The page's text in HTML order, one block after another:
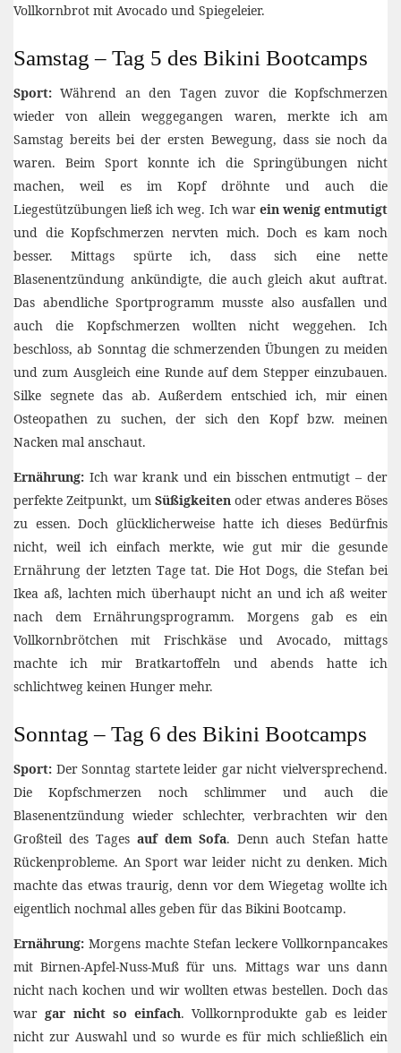
Vollkornbrot mit Avocado und Spiegeleier.
Samstag – Tag 5 des Bikini Bootcamps
Sport: Während an den Tagen zuvor die Kopfschmerzen
wieder von allein weggegangen waren, merkte ich am
Samstag bereits bei der ersten Bewegung, dass sie noch da
waren. Beim Sport konnte ich die Springübungen nicht
machen, weil es im Kopf dröhnte und auch die
Liegestützübungen ließ ich weg. Ich war ein wenig entmutigt
und die Kopfschmerzen nervten mich. Doch es kam noch
besser. Mittags spürte ich, dass sich eine nette
Blasenentzündung ankündigte, die auch gleich akut auftrat.
Das abendliche Sportprogramm musste also ausfallen und
auch die Kopfschmerzen wollten nicht weggehen. Ich
beschloss, ab Sonntag die schmerzenden Übungen zu meiden
und zum Ausgleich eine Runde auf dem Stepper einzubauen.
Silke segnete das ab. Außerdem entschied ich, mir einen
Osteopathen zu suchen, der sich den Kopf bzw. meinen
Nacken mal anschaut.
Ernährung: Ich war krank und ein bisschen entmutigt – der
perfekte Zeitpunkt, um Süßigkeiten oder etwas anderes Böses
zu essen. Doch glücklicherweise hatte ich dieses Bedürfnis
nicht, weil ich einfach merkte, wie gut mir die gesunde
Ernährung der letzten Tage tat. Die Hot Dogs, die Stefan bei
Ikea aß, lachten mich überhaupt nicht an und ich aß weiter
nach dem Ernährungsprogramm. Morgens gab es ein
Vollkornbrötchen mit Frischkäse und Avocado, mittags
machte ich mir Bratkartoffeln und abends hatte ich
schlichtweg keinen Hunger mehr.
Sonntag – Tag 6 des Bikini Bootcamps
Sport: Der Sonntag startete leider gar nicht vielversprechend.
Die Kopfschmerzen noch schlimmer und auch die
Blasenentzündung wieder schlechter, verbrachten wir den
Großteil des Tages auf dem Sofa. Denn auch Stefan hatte
Rückenprobleme. An Sport war leider nicht zu denken. Mich
machte das etwas traurig, denn vor dem Wiegetag wollte ich
eigentlich nochmal alles geben für das Bikini Bootcamp.
Ernährung: Morgens machte Stefan leckere Vollkornpancakes
mit Birnen-Apfel-Nuss-Muß für uns. Mittags war uns dann
nicht nach kochen und wir wollten etwas bestellen. Doch das
wargar nicht so einfach. Vollkornprodukte gab es leider
nicht zur Auswahl und so wurde es für mich schließlich ein